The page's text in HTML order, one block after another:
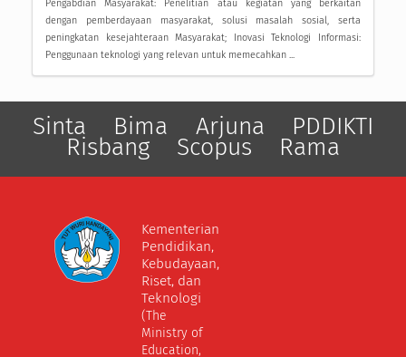
Pengabdian Masyarakat: Penelitian atau kegiatan yang berkaitan
dengan pemberdayaan masyarakat, solusi masalah sosial, serta
peningkatan kesejahteraan Masyarakat; Inovasi Teknologi Informasi:
Penggunaan teknologi yang relevan untuk memecahkan ...
Sinta Bima Arjuna PDDIKTI
Risbang Scopus Rama
Kementerian
Pendidikan,
Kebudayaan,
Riset, dan
Teknologi
(The
Ministry of
Education,